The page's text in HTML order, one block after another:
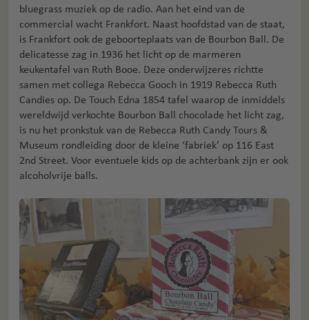
bluegrass muziek op de radio. Aan het eind van de
commercial wacht Frankfort. Naast hoofdstad van de staat,
is Frankfort ook de geboorteplaats van de Bourbon Ball. De
delicatesse zag in 1936 het licht op de marmeren
keukentafel van Ruth Booe. Deze onderwijzeres richtte
samen met collega Rebecca Gooch in 1919 Rebecca Ruth
Candies op. De Touch Edna 1854 tafel waarop de inmiddels
wereldwijd verkochte Bourbon Ball chocolade het licht zag,
is nu het pronkstuk van de Rebecca Ruth Candy Tours &
Museum rondleiding door de kleine ‘fabriek’ op 116 East
2nd Street. Voor eventuele kids op de achterbank zijn er ook
alcoholvrije balls.